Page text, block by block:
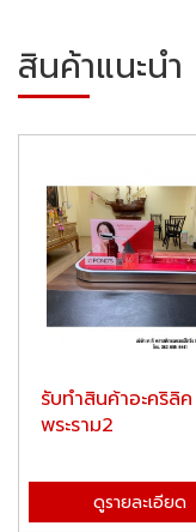
สินค้าแนะนำ
รับทำสินค้าอะคริลิค
พระราม2
ดูรายละเอียด